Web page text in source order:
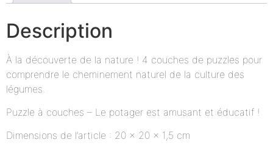
Description
À la découverte de la nature ! 4 couches de puzzles pour
comprendre le cheminement naturel de la culture des
légumes.
Puzzle à couches – Le potager est amusant et éducatif !
Dimensions de l’article : 20 x 20 x 1,5 cm